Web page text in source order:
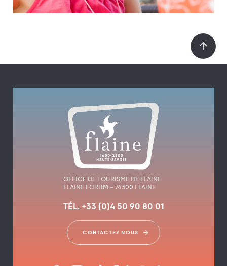
OFFICE DE TOURISME DE FLAINE
FLAINE FORUM – 74300 FLAINE
TÉL. +33 (0)4 50 90 80 01
CONTACTEZ NOUS